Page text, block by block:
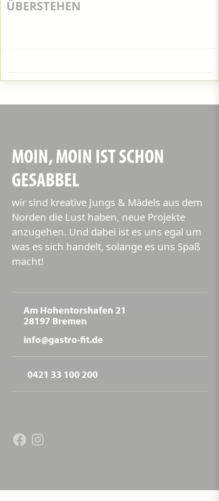
ÜBERSTEHEN
MOIN, MOIN IST SCHON
GESABBEL
wir sind kreative Jungs & Mädels aus dem
Norden die Lust haben, neue Projekte
anzugehen. Und dabei ist es uns egal um
was es sich handelt, solange es uns Spaß
macht!
Am Hohentorshafen 21
28197 Bremen
info@gastro-fit.de
0421 33 100 200
FacebookInstagram